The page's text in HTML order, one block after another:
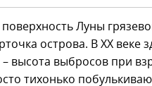
Луны
острова. В XX
высота выбросов при
тихонько